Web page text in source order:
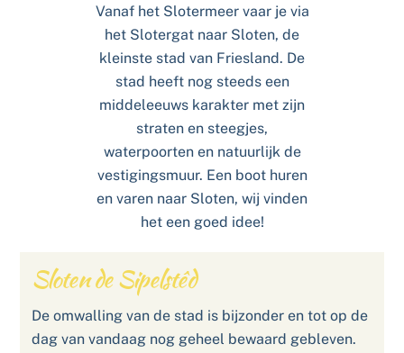
Vanaf het Slotermeer vaar je via
het Slotergat naar Sloten, de
kleinste stad van Friesland. De
stad heeft nog steeds een
middeleeuws karakter met zijn
straten en steegjes,
waterpoorten en natuurlijk de
vestigingsmuur. Een boot huren
en varen naar Sloten, wij vinden
het een goed idee!
Sloten de Sipelstêd
De omwalling van de stad is bijzonder en tot op de
dag van vandaag nog geheel bewaard gebleven.